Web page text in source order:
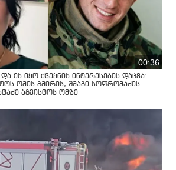
00:36
ეს იყო ქვეყნის ინტერესების დაცვა" -
ომის გმირის, შმაგი სოფრომაძის
აგვისტოს ომზე